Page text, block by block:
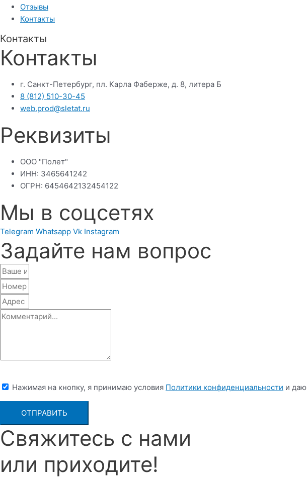
Отзывы
Контакты
Контакты
Контакты
г. Санкт-Петербург, пл. Карла Фаберже, д. 8, литера Б
8 (812) 510-30-45
web.prod@sletat.ru
Реквизиты
ООО "Полет"
ИНН: 3465641242
ОГРН: 6454642132454122
Мы в соцсетях
Telegram Whatsapp Vk Instagram
Задайте нам вопрос
Нажимая на кнопку, я принимаю условия Политики конфиденциальности и
ОТПРАВИТЬ
Свяжитесь с нами
или приходите!